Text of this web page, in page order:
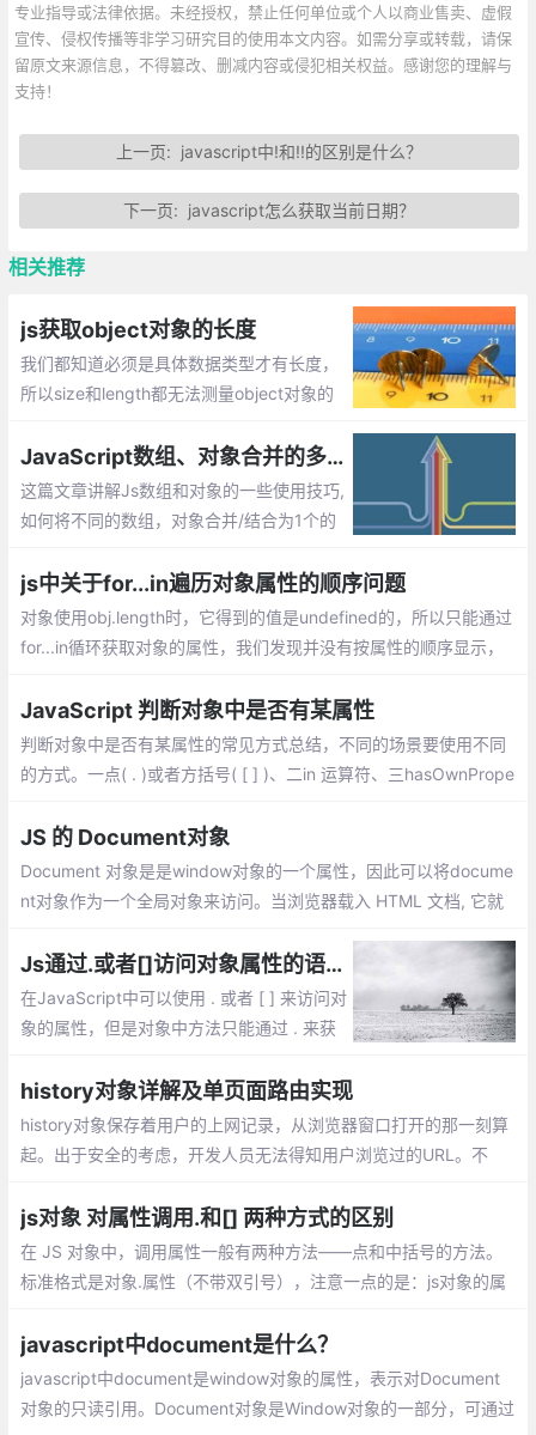
专业指导或法律依据。未经授权，禁止任何单位或个人以商业售卖、虚假
宣传、侵权传播等非学习研究目的使用本文内容。如需分享或转载，请保
留原文来源信息，不得篡改、删减内容或侵犯相关权益。感谢您的理解与
支持！
上一页: javascript中!和!!的区别是什么？
下一页: javascript怎么获取当前日期？
相关推荐
js获取object对象的长度
我们都知道必须是具体数据类型才有长度，
所以size和length都无法测量object对象的
象属性的个数呢？
JavaScript数组、对象合并的多种方法实现
这篇文章讲解Js数组和对象的一些使用技巧,
如何将不同的数组，对象合并/结合为1个的
js中关于for...in遍历对象属性的顺序问题
对象使用obj.length时，它得到的值是undefined的，所以只能通过
for...in循环获取对象的属性，我们发现并没有按属性的顺序显示，
JavaScript 判断对象中是否有某属性
判断对象中是否有某属性的常见方式总结，不同的场景要使用不同
的方式。一点( . )或者方括号( [ ] )、二in 运算符、三hasOwnPrope
需要结合使用
JS 的 Document对象
Document 对象是是window对象的一个属性，因此可以将docume
nt对象作为一个全局对象来访问。当浏览器载入 HTML 文档, 它就
Js通过.或者[]访问对象属性的语法、性能等区别
在JavaScript中可以使用 . 或者 [ ] 来访问对
象的属性，但是对象中方法只能通过 . 来获
者使用[]作为一个关联数组来存取对象的属
性。但是这两种方式有什么区别了？
history对象详解及单页面路由实现
history对象保存着用户的上网记录，从浏览器窗口打开的那一刻算
起。出于安全的考虑，开发人员无法得知用户浏览过的URL。不
况下实现后退与前进
js对象 对属性调用.和[] 两种方式的区别
在 JS 对象中，调用属性一般有两种方法——点和中括号的方法。
标准格式是对象.属性（不带双引号），注意一点的是：js对象的属
ey数字啊，表达式啊等等
javascript中document是什么？
javascript中document是window对象的属性，表示对Document
对象的只读引用。Document对象是Window对象的一部分，可通过